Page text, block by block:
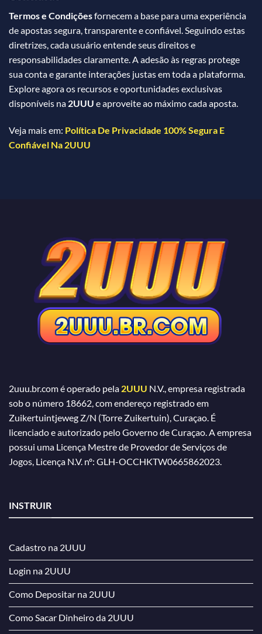
Termos e Condiçõesfornecem a base para uma experiência
de apostas segura, transparente e confiável. Seguindo estas
diretrizes, cada usuário entende seus direitos e
responsabilidades claramente. A adesão às regras protege
sua conta e garante interações justas em toda a plataforma.
Explore agora os recursos e oportunidades exclusivas
disponíveis na 2UUU e aproveite ao máximo cada aposta.
Veja mais em: Política De Privacidade 100% Segura E
Confiável Na 2UUU
2uuu.br.com é operado pela 2UUU N.V., empresa registrada
sob o número 18662, com endereço registrado em
Zuikertuintjeweg Z/N (Torre Zuikertuin), Curaçao. É
licenciado e autorizado pelo Governo de Curaçao. A empresa
possui uma Licença Mestre de Provedor de Serviços de
Jogos, Licença N.V. nº: GLH-OCCHKTW0665862023.
INSTRUIR
Cadastro na 2UUU
Login na 2UUU
Como Depositar na 2UUU
Como Sacar Dinheiro da 2UUU